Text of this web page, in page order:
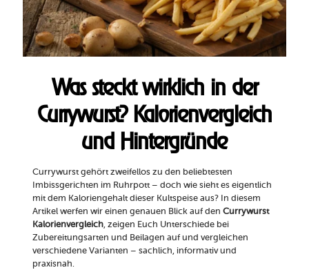
Was steckt wirklich in der
Currywurst? Kalorienvergleich
und Hintergründe
Currywurst gehört zweifellos zu den beliebtesten
Imbissgerichten im Ruhrpott – doch wie sieht es eigentlich
mit dem Kaloriengehalt dieser Kultspeise aus? In diesem
Artikel werfen wir einen genauen Blick auf den Currywurst
Kalorienvergleich, zeigen Euch Unterschiede bei
Zubereitungsarten und Beilagen auf und vergleichen
verschiedene Varianten – sachlich, informativ und
praxisnah.